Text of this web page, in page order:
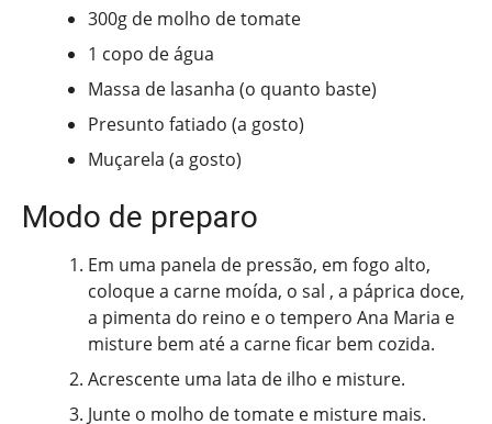
300g de molho de tomate
1 copo de água
Massa de lasanha (o quanto baste)
Presunto fatiado (a gosto)
Muçarela (a gosto)
Modo de preparo
Em uma panela de pressão, em fogo alto,
coloque a carne moída, o sal , a páprica doce,
a pimenta do reino e o tempero Ana Maria e
misture bem até a carne ficar bem cozida.
Acrescente uma lata de ilho e misture.
Junte o molho de tomate e misture mais.